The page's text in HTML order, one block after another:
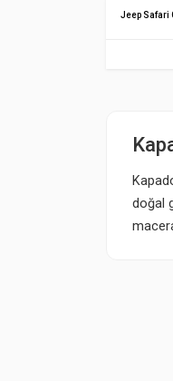
Jeep Safari
doğal